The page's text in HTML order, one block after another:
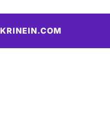
KRINEIN.COM